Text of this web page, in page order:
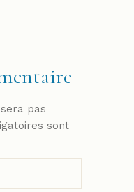
pas
sont